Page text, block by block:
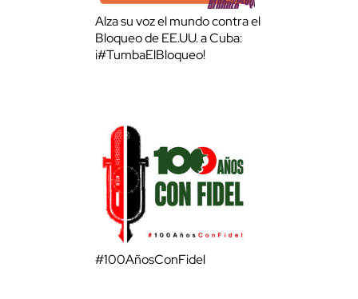
Alza su voz el mundo contra el
Bloqueo de EE.UU. a Cuba:
¡#TumbaElBloqueo!
#100AñosConFidel